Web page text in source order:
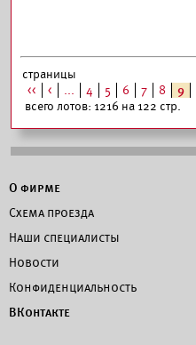
страницы
<<
< ... 4 5 6 7 8 9
всего лотов: 1216 на 122 стр.
О фирме
Схема проезда
Наши специалисты
Новости
Конфиденциальность
ВКонтакте